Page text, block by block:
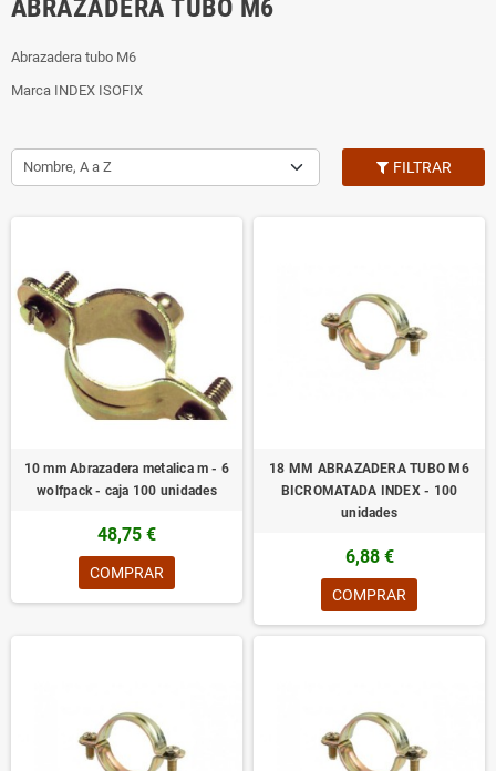
ABRAZADERA TUBO M6
Abrazadera tubo M6
Marca INDEX ISOFIX
Nombre, A a Z FILTRAR
10 mm Abrazadera metalica m - 6
wolfpack - caja 100 unidades
48,75 €
COMPRAR
18 MM ABRAZADERA TUBO M6
BICROMATADA INDEX - 100
unidades
6,88 €
COMPRAR